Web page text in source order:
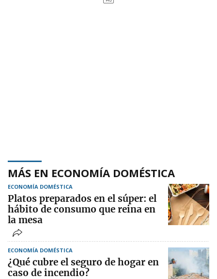
MÁS EN ECONOMÍA DOMÉSTICA
ECONOMÍA DOMÉSTICA
Platos preparados en el súper: el
hábito de consumo que reina en
la mesa
ECONOMÍA DOMÉSTICA
¿Qué cubre el seguro de hogar en
caso de incendio?